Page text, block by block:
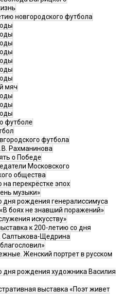
новгородского футбола
мяч
футболе
футбола
Рахманинова
о Победе
Московского
общества
перекрёстке эпох
музыки»
дня рождения генералиссимуса
боях не знавший поражений»
искусству»
к 200-летию со дня
Щедрина
Женский портрет в русском
дня рождения художника Василия
выставка «Поэт живет